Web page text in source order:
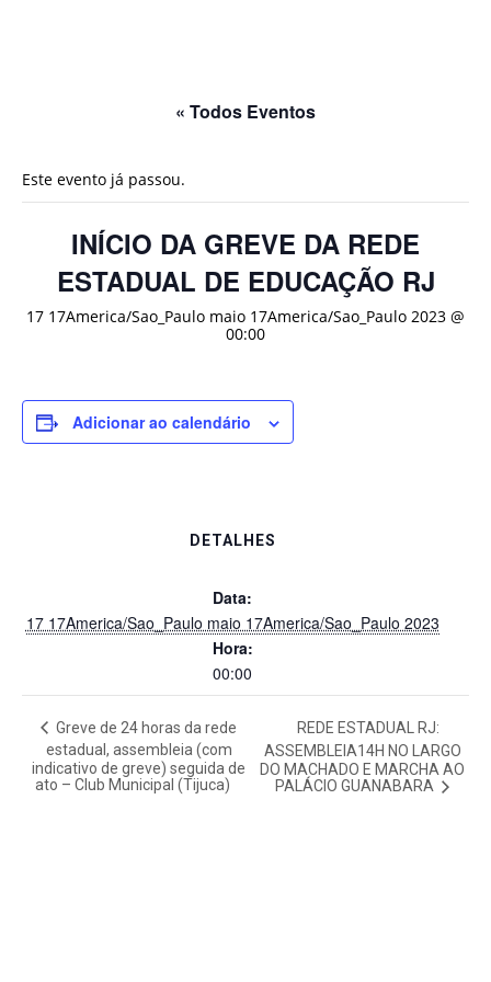
« Todos Eventos
Este evento já passou.
INÍCIO DA GREVE DA REDE
ESTADUAL DE EDUCAÇÃO RJ
17 17America/Sao_Paulo maio 17America/Sao_Paulo 2023 @
00:00
Adicionar ao calendário
DETALHES
Data:
17 17America/Sao_Paulo maio 17America/Sao_Paulo 2023
Hora:
00:00
Greve de 24 horas da rede
estadual, assembleia (com
indicativo de greve) seguida de
ato – Club Municipal (Tijuca)
REDE ESTADUAL RJ:
ASSEMBLEIA14H NO LARGO
DO MACHADO E MARCHA AO
PALÁCIO GUANABARA